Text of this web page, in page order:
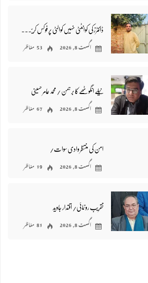
ڈاکٹرز کی کوانٹٹی نہیں کوالٹی پر فوکس کریں/ڈاکٹر محمد شافع صابر
اگست 8, 2026 53 مناظر
نیلے انگوٹھے کا برہمن / محمد عامر حسینی
اگست 8, 2026 67 مناظر
امن کی منتظر وادی سوات/
اگست 8, 2026 19 مناظر
تقریب رونمائی/ اقتدار جاوید
اگست 8, 2026 81 مناظر